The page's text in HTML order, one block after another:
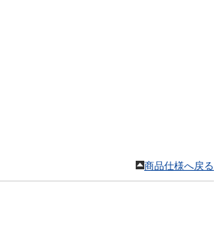
商品仕様へ戻る